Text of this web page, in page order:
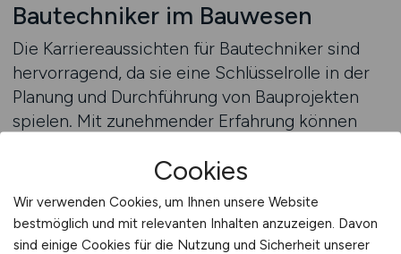
Bautechniker im Bauwesen
Die Karriereaussichten für Bautechniker sind
hervorragend, da sie eine Schlüsselrolle in der
Planung und Durchführung von Bauprojekten
spielen. Mit zunehmender Erfahrung können
wie etwa zum Projektleiter, Bauleiter oder
Abteilungsleiter. Es gibt auch die Möglichkeit,
sich auf bestimmte Bauarten oder
Spezialgebiete zu konzentrieren, wie etwa den
Cookies
Wir verwenden Cookies, um Ihnen unsere Website
bestmöglich und mit relevanten Inhalten anzuzeigen. Davon
sind einige Cookies für die Nutzung und Sicherheit unserer